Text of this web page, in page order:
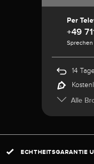
Per
+49
14
Alle
ECHTHEITSGARANTIE